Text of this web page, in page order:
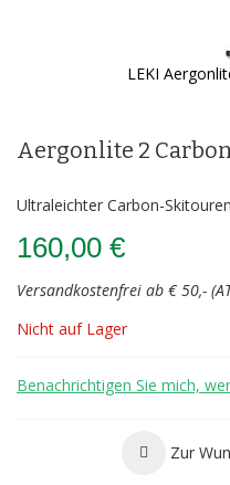
LEKI
der
Bildergalerie
Aergonlite 2
Ultraleichter Carbon-
160,00 €
Versandkostenfrei ab € 50,-
Nicht auf Lager
Benachrichtigen Sie mich,
Zur